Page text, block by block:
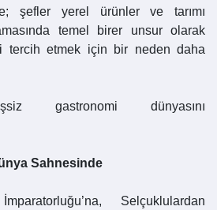
şefler yerel ürünler ve tarımı
temel birer unsur olarak
tercih etmek için bir neden daha
gastronomi dünyasını
Sahnesinde
Selçuklulardan